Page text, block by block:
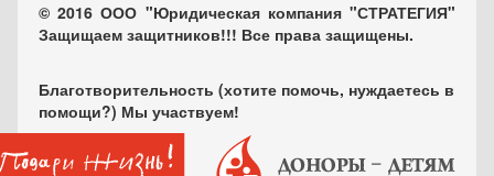
© 2016 ООО "Юридическая компания "СТРАТЕГИЯ"
Защищаем защитников!!! Все права защищены.
Благотворительность (хотите помочь, нуждаетесь в
помощи?) Мы участвуем!